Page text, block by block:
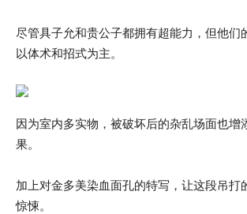
尽管具子允和贵公子都拥有超能力，但他们
以体术和招式为主。
因为室内多实物，被破坏后的杂乱场面也增
果。
加上对金多美染血面孔的特写，让这段吊打
惊悚。